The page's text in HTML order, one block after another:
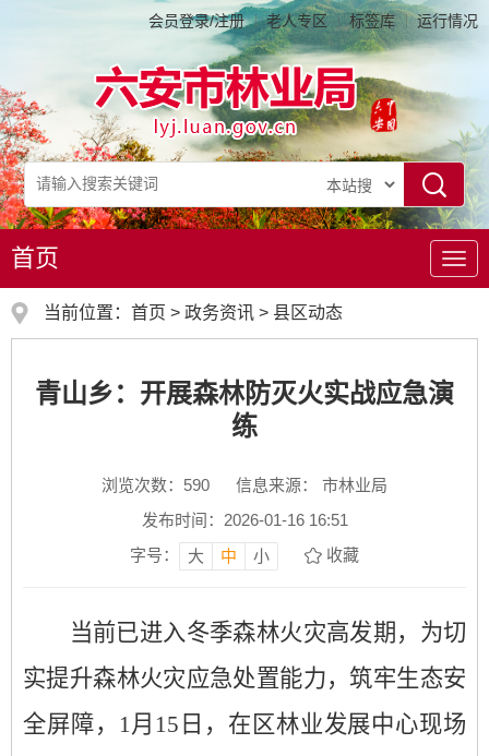
会员登录/注册 老人专区 标签库 运行情况
导
航
首页
当前位置： 首页 > 政务资讯 > 县区动态
青山乡：开展森林防灭火实战应急演
练
浏览次数： 590
信息来源： 市林业局
发布时间：2026-01-16 16:51
字号：
大 中 小 收藏
当前已进入冬季森林火灾高发期，为切
实提升森林火灾应急处置能力，筑牢生态安
全屏障，1月15日，在区林业发展中心现场